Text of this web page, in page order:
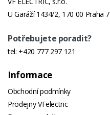
U Garáží 1434/2, 170 00 Praha 7
Potřebujete poradit?
tel: +420 777 297 121
Informace
Obchodní podmínky
Prodejny VFelectric